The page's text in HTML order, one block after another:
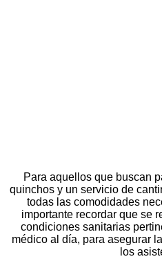
Para aquellos que buscan
quinchos y un servicio de
todas las comodidades
importante recordar que se
condiciones sanitarias
médico al día, para asegurar
los